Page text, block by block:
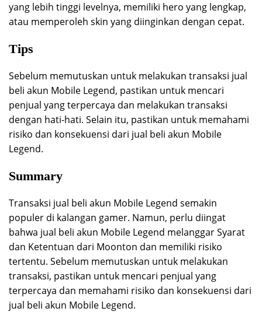
yang lebih tinggi levelnya, memiliki hero yang lengkap,
atau memperoleh skin yang diinginkan dengan cepat.
Tips
Sebelum memutuskan untuk melakukan transaksi jual
beli akun Mobile Legend, pastikan untuk mencari
penjual yang terpercaya dan melakukan transaksi
dengan hati-hati. Selain itu, pastikan untuk memahami
risiko dan konsekuensi dari jual beli akun Mobile
Legend.
Summary
Transaksi jual beli akun Mobile Legend semakin
populer di kalangan gamer. Namun, perlu diingat
bahwa jual beli akun Mobile Legend melanggar Syarat
dan Ketentuan dari Moonton dan memiliki risiko
tertentu. Sebelum memutuskan untuk melakukan
transaksi, pastikan untuk mencari penjual yang
terpercaya dan memahami risiko dan konsekuensi dari
jual beli akun Mobile Legend.